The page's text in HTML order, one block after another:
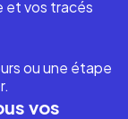
et vos tracés
ou une étape
vos